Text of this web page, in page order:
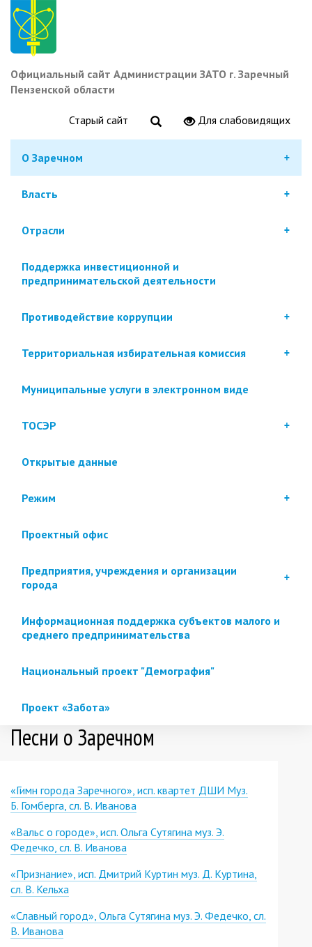
Перейти
основному
содержанию
Официальный сайт Администрации ЗАТО г. Заречный
Пензенской области
Старый сайт Для слабовидящих
О Заречном
Власть
Отрасли
Поддержка инвестиционной и
предпринимательской деятельности
Противодействие коррупции
Территориальная избирательная комиссия
Муниципальные услуги в электронном виде
ТОСЭР
Открытые данные
Режим
Проектный офис
Предприятия, учреждения и организации
города
Информационная поддержка субъектов малого и
среднего предпринимательства
Национальный проект "Демография"
Проект «Забота»
Песни о Заречном
«Гимн города Заречного», исп. квартет ДШИ Муз.
Б. Гомберга, сл. В. Иванова
«Вальс о городе», исп. Ольга Сутягина муз. Э.
Федечко, сл. В. Иванова
«Признание», исп. Дмитрий Куртин муз. Д. Куртина,
сл. В. Кельха
«Славный город», Ольга Сутягина муз. Э. Федечко, сл.
В. Иванова